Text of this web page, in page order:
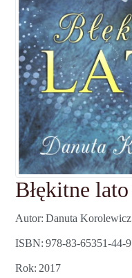
Błękitne lato
Autor Danuta Korolewicz
ISBN 978-83-65351-44-9
Rok 2017